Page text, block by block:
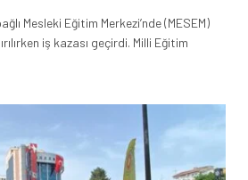
Mesleki Eğitim Merkezi’nde (MESEM)
iş kazası geçirdi. Milli Eğitim